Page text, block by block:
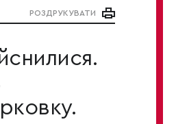
РОЗДРУКУВАТИ